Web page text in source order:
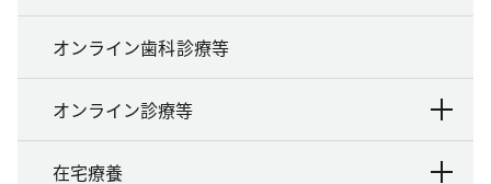
オンライン歯科診療等
オンライン診療等
在宅療養